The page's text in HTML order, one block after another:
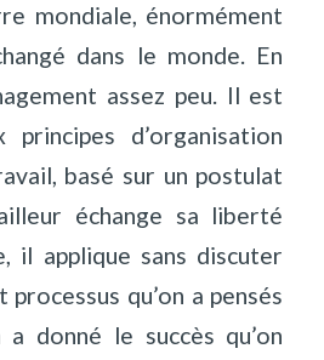
mondiale, énormément
dans le monde. En
assez peu. Il est
d’organisation
basé sur un postulat
échange sa liberté
il applique sans discuter
qu’on a pensés
donné le succès qu’on